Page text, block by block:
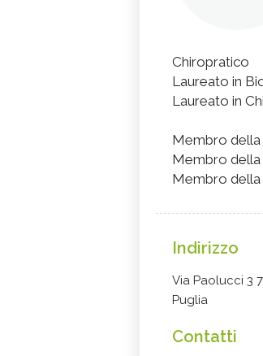
Chiropratico
Laureato in
Laureato in
Membro della
Membro della
Membro della
Indirizzo
Via Paolucci 3
Puglia
Contatti